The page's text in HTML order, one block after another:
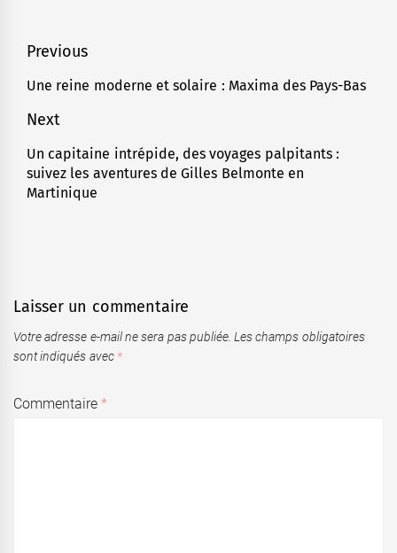
Navigation
de
l’article
Previous
Previous
Une reine moderne et solaire : Maxima des Pays-Bas
Next
Next
post:
Un capitaine intrépide, des voyages palpitants :
suivez les aventures de Gilles Belmonte en
Martinique
Laisser un commentaire
Votre adresse e-mail ne sera pas publiée. Les champs obligatoires
sont indiqués avec *
Commentaire*